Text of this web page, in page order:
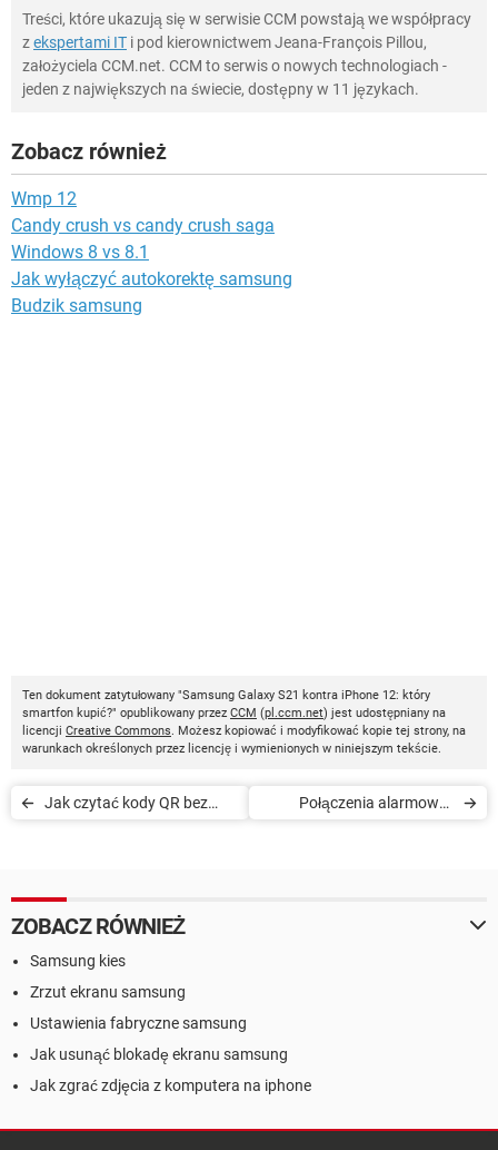
Treści, które ukazują się w serwisie CCM powstają we współpracy
zekspertami IT i pod kierownictwem Jeana-François Pillou,
założyciela CCM.net. CCM to serwis o nowych technologiach -
jeden z największych na świecie, dostępny w 11 językach.
Zobacz również
Wmp 12
Candy crush vs candy crush saga
Windows 8 vs 8.1
Jak wyłączyć autokorektę samsung
Budzik samsung
Ten dokument zatytułowany "Samsung Galaxy S21 kontra iPhone 12: który
smartfon kupić?" opublikowany przez CCM (pl.ccm.net) jest udostępniany na
licencji Creative Commons . Możesz kopiować i modyfikować kopie tej strony, na
warunkach określonych przez licencję i wymienionych w niniejszym tekście.
Jak czytać kody QR bez
Połączenia alarmowe i
ZOBACZ RÓWNIEŻ
Samsung kies
Zrzut ekranu samsung
Ustawienia fabryczne samsung
Jak usunąć blokadę ekranu samsung
Jak zgrać zdjęcia z komputera na iphone